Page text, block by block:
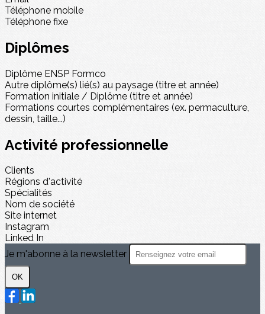
Téléphone mobile
Téléphone fixe
Diplômes
Diplôme ENSP Formco
Autre diplôme(s) lié(s) au paysage (titre et année)
Formation initiale / Diplôme (titre et année)
Formations courtes complémentaires (ex. permaculture,
dessin, taille...)
Activité professionnelle
Clients
Régions d'activité
Spécialités
Nom de société
Site internet
Instagram
Linked In
Je m'abonne à la newsletter
OK